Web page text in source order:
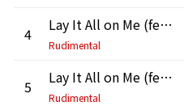
4 Lay It All on Me (feat. Ed Sheeran) [Denney Remix]
Rudimental
5 Lay It All on Me (feat. Ed Sheeran) [Lord Leopard Remix]
Rudimental